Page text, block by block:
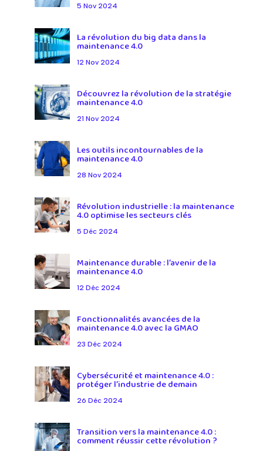
5 Nov 2024
La révolution du big data dans la
maintenance 4.0
12 Nov 2024
Découvrez la révolution de la stratégie
maintenance 4.0
21 Nov 2024
Les outils incontournables de la
maintenance 4.0
28 Nov 2024
Révolution industrielle : la maintenance
4.0 optimise les secteurs clés
5 Déc 2024
Maintenance durable : l’avenir de la
maintenance 4.0
12 Déc 2024
Fonctionnalités avancées de la
maintenance 4.0 avec la GMAO
23 Déc 2024
Cybersécurité et maintenance 4.0 :
protéger l’industrie de demain
26 Déc 2024
Transition vers la maintenance 4.0 :
comment réussir cette révolution ?